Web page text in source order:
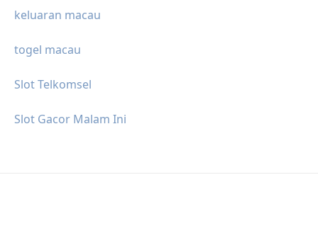
keluaran macau
togel macau
Slot Telkomsel
Slot Gacor Malam Ini